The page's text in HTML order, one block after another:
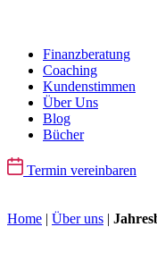
Finanzberatung
Coaching
Kundenstimmen
Über Uns
Blog
Bücher
Termin vereinbaren
Home | Über uns |